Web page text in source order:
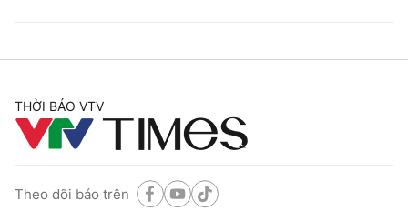
THỜI BÁO VTV
Theo dõi báo trên